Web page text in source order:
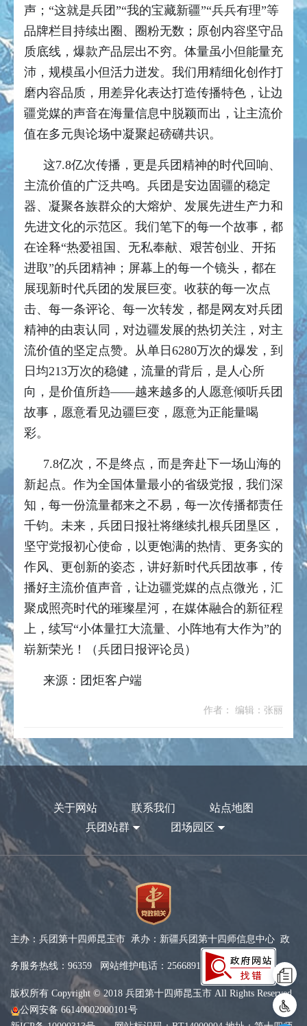
声；“这就是兵团”“我的宝藏新疆”“兵兵有理”等
品牌栏目持续出圈、圈粉无数；原创内容坚守品
质底线，爆款产品层出不穷。体量虽小但能量充
沛，规模虽小但活力迸发。我们用精细化创作打
磨内容品质，用差异化表达打造传播特色，让边
疆党媒的声音在海量信息中脱颖而出，让主流价
值在多元舆论场中凝聚起磅礴共识。
这7.8亿次传播，更是兵团精神的时代回响、
主流价值的广泛共鸣。兵团是安边固疆的稳定
器、凝聚各族群众的大熔炉、发展先进生产力和
先进文化的示范区。我们笔下的每一个故事，都
在诠释“热爱祖国、无私奉献、艰苦创业、开拓
进取”的兵团精神；屏幕上的每一个镜头，都在
展现新时代兵团的发展巨变。收获的每一次点
击、每一条评论、每一次转发，都是网友对兵团
精神的由衷认同，对边疆发展的热切关注，对主
流价值的坚定点赞。从单日6280万次的爆发，到
日均213万次的稳健，流量的背后，是人心所
向，是价值所趋——越来越多的人愿意倾听兵团
故事，愿意看见边疆巨变，愿意为正能量喝
彩。
7.8亿次，不是终点，而是奔赴下一场山海的
新起点。作为全国体量最小的省级党报，我们深
知，每一份流量都来之不易，每一次传播都责任
千钧。未来，兵团日报社将继续扎根兵团垦区，
坚守党报初心使命，以更饱满的热情、更务实的
作风、更创新的姿态，讲好新时代兵团故事，传
播好主流价值声音，让边疆党媒的点点微光，汇
聚成照亮时代的璀璨星河，在媒体融合的新征程
上，续写“小体量扛大流量、小阵地有大作为”的
崭新荣光！（兵团日报评论员）
来源：团炬客户端
作者： 编辑：张丽
关于网站 联系我们
站点地图
兵团站群
团场园区
主办：兵团第十四师昆玉市 承办：新疆兵团第十四师信息中心 政
务服务热线：96359 网站维护电话：2566891
版权所有 Copyright © 2018 兵团第十四师昆玉市 All Rights Reserved
公网安备 66140002000101号